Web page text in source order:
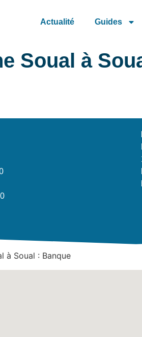
Actualité Guides
Soual à
à Soual : Banque